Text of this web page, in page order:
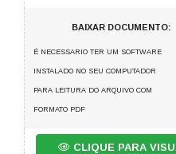
BAIXAR DOCUMENTO:
É NECESSARIO TER UM SOFTWARE
INSTALADO NO SEU COMPUTADOR
PARA LEITURA DO ARQUIVO COM
FORMATO PDF
CLIQUE PARA